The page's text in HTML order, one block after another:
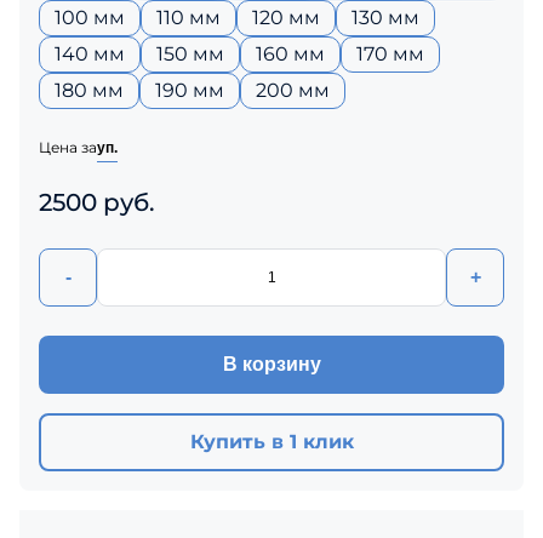
100 мм
110 мм 120 мм
130 мм
140 мм
150 мм 160 мм
170 мм
180 мм
190 мм 200 мм
Цена зауп.
2500 руб.
- +
В корзину
Купить в 1 клик